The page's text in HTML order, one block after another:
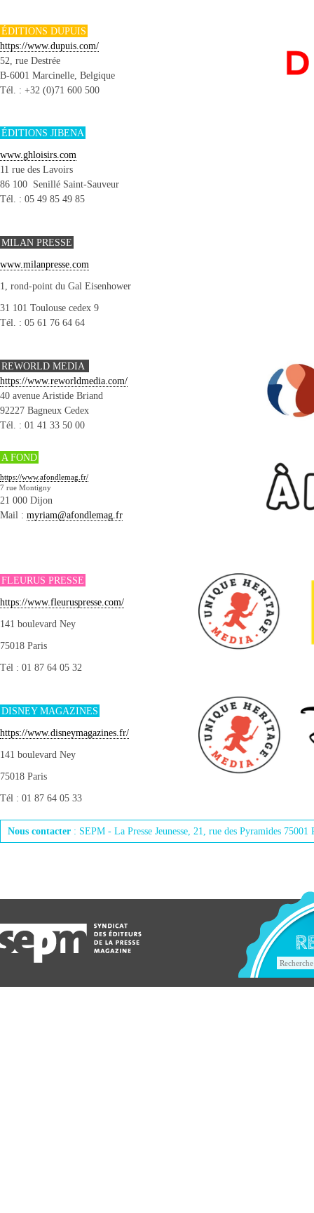
ÉDITIONS DUPUIS
https://www.dupuis.com/
52, rue Destrée
B-6001 Marcinelle, Belgique
Tél. : +32 (0)71 600 500
ÉDITIONS JIBENA
www.ghloisirs.com
11 rue des Lavoirs
86 100 Senillé Saint-Sauveur
Tél. : 05 49 85 49 85
MILAN PRESSE
www.milanpresse.com
1, rond-point du Gal Eisenhower
31 101 Toulouse cedex 9
Tél. : 05 61 76 64 64
REWORLD MEDIA
https://www.reworldmedia.com/
40 avenue Aristide Briand
92227 Bagneux Cedex
Tél. : 01 41 33 50 00
A FOND
https://www.afondlemag.fr/
7 rue Montigny
21 000 Dijon
Mail : myriam@afondlemag.fr
FLEURUS PRESSE
https://www.fleuruspresse.com/
141 boulevard Ney
75018 Paris
Tél : 01 87 64 05 32
DISNEY MAGAZINES
https://www.disneymagazines.fr/
141 boulevard Ney
75018 Paris
Tél : 01 87 64 05 33
Nous contacter : SEPM - La Presse Jeunesse, 21, rue des Pyramides 75001